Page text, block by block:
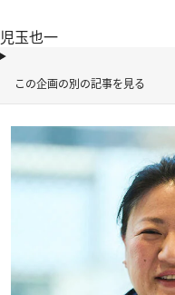
児玉也一
この企画の別の記事を見る